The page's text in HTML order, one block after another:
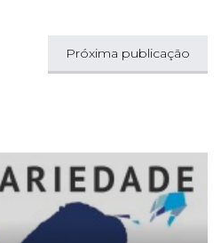
Próxima publicação